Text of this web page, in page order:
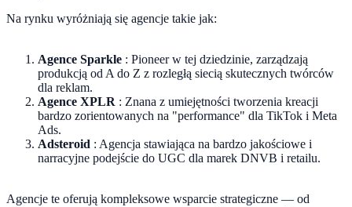
Na rynku wyróżniają się agencje takie jak:
Agence Sparkle : Pioneer w tej dziedzinie, zarządzają
produkcją od A do Z z rozległą siecią skutecznych twórców
dla reklam.
Agence XPLR : Znana z umiejętności tworzenia kreacji
bardzo zorientowanych na "performance" dla TikTok i Meta
Ads.
Adsteroid : Agencja stawiająca na bardzo jakościowe i
narracyjne podejście do UGC dla marek DNVB i retailu.
Agencje te oferują kompleksowe wsparcie strategiczne — od